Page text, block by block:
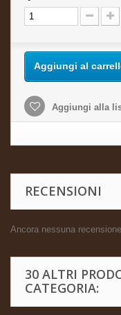
Aggiungi al
Aggiungi alla
RECENSIONI
Ancora nessuna
30 ALTRI
CATEGORIA: